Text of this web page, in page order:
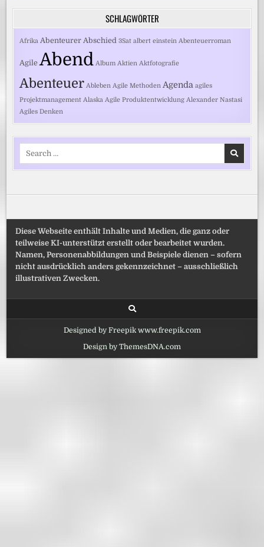
SCHLAGWÖRTER
Afrika Abenteurer Abschied 3Sat albert einstein Abenteuerroman
Agile Abend Album Aktien Aktfotografie
Abenteuer Ableben Agile Methoden Agenda agiles
Projektmanagement Alaska Agile Produktentwicklung Alexander Nastasi
Agiles Denken
Search
Diese Webseite enthält Inhalte und Medien, die ganz oder
teilweise KI-unterstützt erstellt oder bearbeitet wurden.
Namen, Personenabbildungen und Beispiele dienen – sofern
nicht ausdrücklich anders gekennzeichnet – ausschließlich
illustrativen Zwecken.
Designed by Freepik www.freepik.com
Design by ThemesDNA.com